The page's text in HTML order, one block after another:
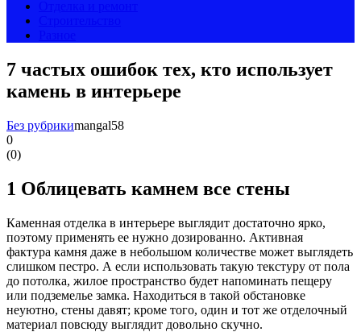
7 частых ошибок тех, кто использует
камень в интерьере
Без рубрикиmangal58
0
(0)
1 Облицевать камнем все стены
Каменная отделка в интерьере выглядит достаточно ярко,
поэтому применять ее нужно дозированно. Активная
фактура камня даже в небольшом количестве может выглядеть
слишком пестро. А если использовать такую текстуру от пола
до потолка, жилое пространство будет напоминать пещеру
или подземелье замка. Находиться в такой обстановке
неуютно, стены давят; кроме того, один и тот же отделочный
материал повсюду выглядит довольно скучно.